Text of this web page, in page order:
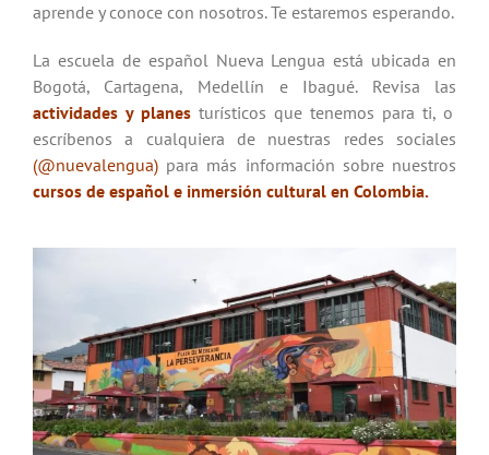
aprende y conoce con nosotros. Te estaremos esperando.
La escuela de español Nueva Lengua está ubicada en
Bogotá, Cartagena, Medellín e Ibagué. Revisa las
actividades y planes turísticos que tenemos para ti, o
escríbenos a cualquiera de nuestras redes sociales
(@nuevalengua)para más información sobre nuestros
cursos de español e inmersión cultural en Colombia.